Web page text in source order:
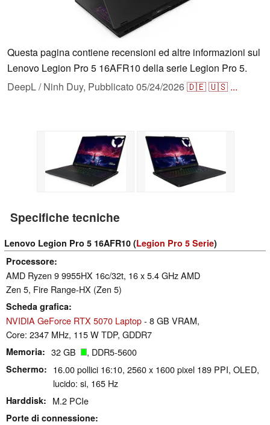
Questa pagina contiene recensioni ed altre informazioni sul
Lenovo Legion Pro 5 16AFR10 della serie Legion Pro 5.
DeepL / Ninh Duy, Pubblicato 05/24/2026🇩🇪🇺🇸 ...
Specifiche tecniche
Lenovo Legion Pro 5 16AFR10 (Legion Pro 5 Serie)
Processore
AMD Ryzen 9 9955HX 16c/32t, 16 x 5.4 GHz AMD
Zen 5, Fire Range-HX (Zen 5)
Scheda grafica
NVIDIA GeForce RTX 5070 Laptop- 8 GB VRAM,
Core: 2347 MHz, 115 W TDP, GDDR7
Memoria 32 GB , DDR5-5600
Schermo
16.00 pollici 16:10, 2560 x 1600 pixel 189 PPI, OLED,
lucido: si, 165 Hz
Harddisk M.2 PCIe
Porte di connessione